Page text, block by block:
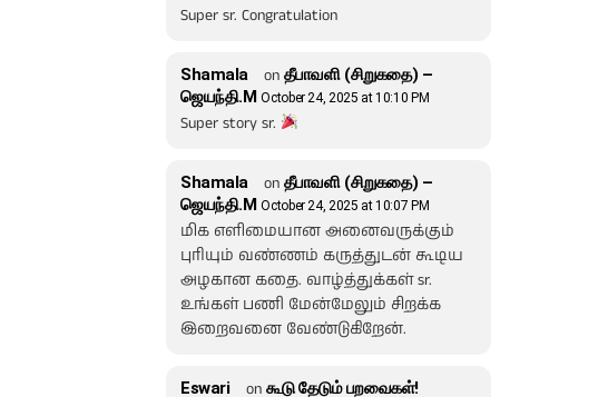
Super sr. Congratulation
Shamala onதீபாவளி (சிறுகதை) –
ஜெயந்தி.M October 24, 2025 at 10:10 PM
Super story sr.
Shamala onதீபாவளி (சிறுகதை) –
ஜெயந்தி.M October 24, 2025 at 10:07 PM
மிக எளிமையான அனைவருக்கும்
புரியும் வண்ணம் கருத்துடன் கூடிய
அழகான கதை. வாழ்த்துக்கள் sr.
உங்கள் பணி மேன்மேலும் சிறக்க
இறைவனை வேண்டுகிறேன்.
Eswari on கூடு தேடும் பறவைகள்!